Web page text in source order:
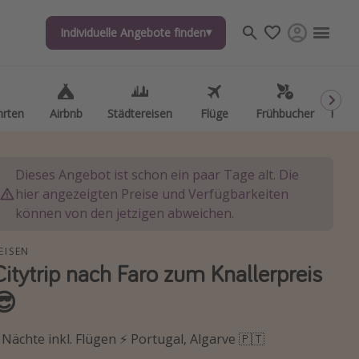
Individuelle Angebote finden
Airbnb Städtereisen Flüge Frühbucher
Individuelle Angebote finden
Airbnb Städtereisen Flüge Frühbucher
Dieses Angebot ist schon ein paar Tage alt. Die
hier angezeigten Preise und Verfügbarkeiten
können von den jetzigen abweichen.
nach Faro zum Knallerpreis
Nächte inkl. Flügen ⚡️ Portugal, Algarve 🇵🇹